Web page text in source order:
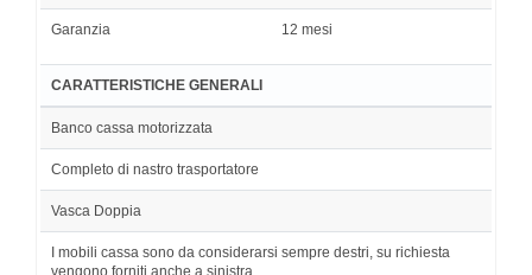
Garanzia 12 mesi
CARATTERISTICHE GENERALI
Banco cassa motorizzata
Completo di nastro trasportatore
Vasca Doppia
I mobili cassa sono da considerarsi sempre destri, su richiesta
vengono forniti anche a sinistra